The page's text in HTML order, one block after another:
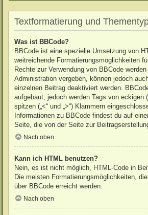
Textformatierung und
Was ist BBCode?
BBCode ist eine spezielle Umsetzung von
weitreichende Formatierungsmöglichkeiten
Rechte zur Verwendung von BBCode
Administration vergeben, können jedoch
einzelnen Beitrag deaktiviert werden.
aufgebaut, jedoch werden Tags von eckigen
spitzen („<“ und „>“) Klammern
Informationen zu BBCode findest du auf
Seite, die von der Seite zur
Nach oben
Kann ich HTML benutzen?
Nein, es ist nicht möglich, HTML-Code in
Die meisten Formatierungsmöglichkeiten,
über BBCode erreicht werden.
Nach oben